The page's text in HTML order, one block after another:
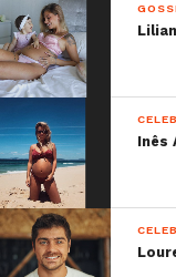
Inês